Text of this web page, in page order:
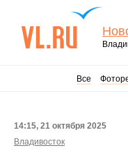
Все
14:15, 21 октября 2025
Владивосток